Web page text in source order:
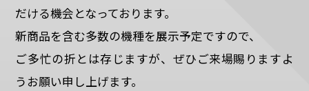
だける機会となっております。
新商品を含む多数の機種を展示予定ですので、
ご多忙の折とは存じますが、ぜひご来場賜りますよ
うお願い申し上げます。